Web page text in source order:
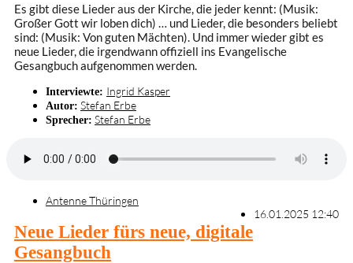
Es gibt diese Lieder aus der Kirche, die jeder kennt: (Musik:
Großer Gott wir loben dich) … und Lieder, die besonders beliebt
sind: (Musik: Von guten Mächten). Und immer wieder gibt es
neue Lieder, die irgendwann offiziell ins Evangelische
Gesangbuch aufgenommen werden.
Interviewte: Ingrid Kasper
Autor: Stefan Erbe
Sprecher: Stefan Erbe
Antenne Thüringen
16.01.2025 12:40
Neue Lieder fürs neue, digitale
Gesangbuch